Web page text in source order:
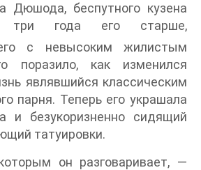
Дюшода, беспутного кузена
три года его старше,
с невысоким жилистым
поразило, как изменился
являвшийся классическим
парня. Теперь его украшала
и безукоризненно сидящий
татуировки.
он разговаривает, —